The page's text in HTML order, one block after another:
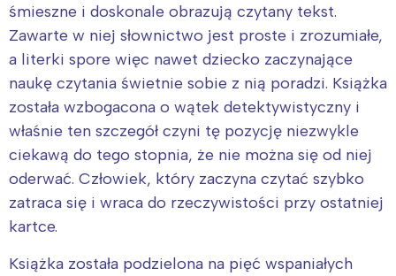
śmieszne i doskonale obrazują czytany tekst.
Zawarte w niej słownictwo jest proste i zrozumiałe,
a literki spore więc nawet dziecko zaczynające
naukę czytania świetnie sobie z nią poradzi. Książka
została wzbogacona o wątek detektywistyczny i
właśnie ten szczegół czyni tę pozycję niezwykle
ciekawą do tego stopnia, że nie można się od niej
oderwać. Człowiek, który zaczyna czytać szybko
zatraca się i wraca do rzeczywistości przy ostatniej
kartce.
Książka została podzielona na pięć wspaniałych